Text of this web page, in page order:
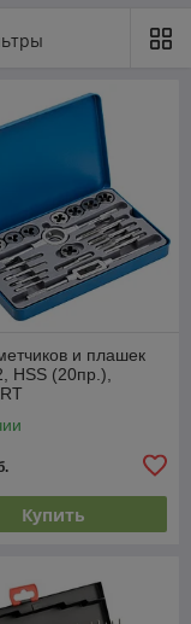
и плашек
HSS (20пр.),
Купить